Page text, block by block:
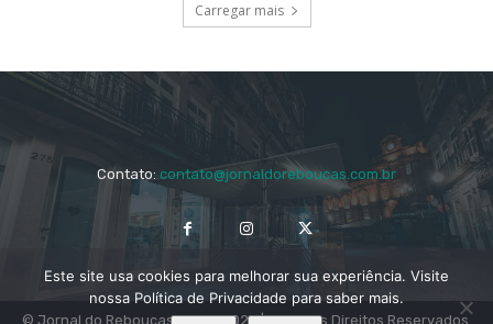
Carregar mais
Contato:contato@jornaldoreboucas.com.br
© Jornal do Rebouças 2014 - 2024 | Todos os Direitos Reservados
Este site usa cookies para melhorar sua experiência. Visite
nossa Política de Privacidade para saber mais.